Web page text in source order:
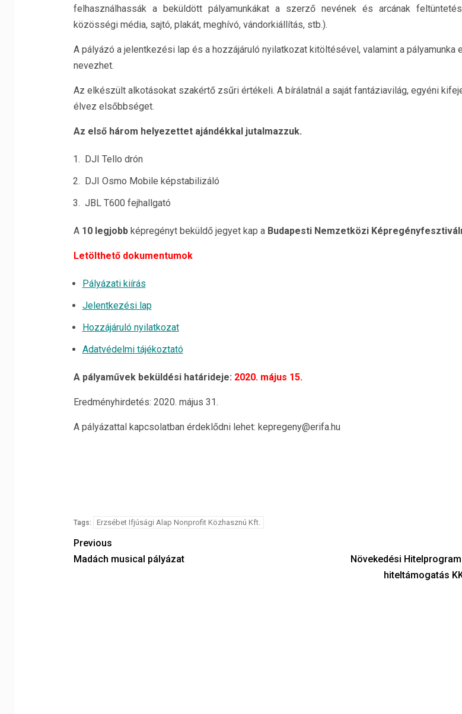
felhasználhassák a beküldött pályamunkákat a szerző nevének és arcának
közösségi média, sajtó, plakát, meghívó, vándorkiállítás, stb.).
A pályázó a jelentkezési lap és a hozzájáruló nyilatkozat kitöltésével, valamint a pályamunka
nevezhet.
Az elkészült alkotásokat szakértő zsűri értékeli. A bírálatnál a saját fantáziavilág, egyéni
élvez elsőbbséget.
Az első három helyezettet ajándékkal jutalmazzuk.
DJI Tello drón
DJI Osmo Mobile képstabilizáló
JBL T600 fejhallgató
A 10 legjobbképregényt beküldő jegyet kap a Budapesti Nemzetközi
Letölthető dokumentumok
Pályázati kiírás
Jelentkezési lap
Hozzájáruló nyilatkozat
Adatvédelmi tájékoztató
A pályaművek beküldési határideje: 2020. május 15.
Eredményhirdetés: 2020. május 31.
A pályázattal kapcsolatban érdeklődni lehet: kepregeny@erifa.hu
Tags: Erzsébet Ifjúsági Alap Nonprofit Közhasznú Kft.
Previous
Madách musical pályázat
Növekedési
hiteltámogatás